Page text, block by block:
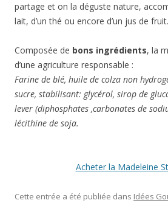
partage et on la déguste nature,
lait, d’un thé ou encore d’un jus de fruit.
Composée de bons ingrédients, la
d’une agriculture responsable :
Farine de blé, huile de colza non
sucre, stabilisant: glycérol, sirop de
lever (diphosphates ,carbonates de
lécithine de soja.
Acheter la Madeleine
Cette entrée a été publiée dans Idées